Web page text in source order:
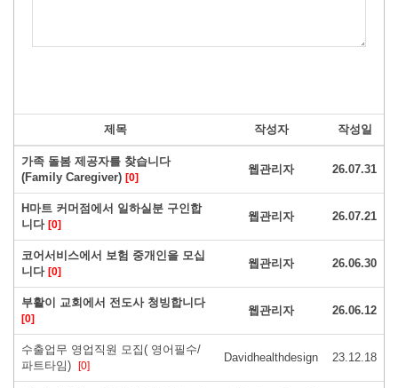
제목 작성자 작성일
가족 돌봄 제공자를 찾습니다
(Family Caregiver) [0]
웹관리자 26.07.31
H마트 커머점에서 일하실분 구인합
니다 [0]
웹관리자 26.07.21
코어서비스에서 보험 중개인을 모십
니다 [0]
웹관리자 26.06.30
부활이 교회에서 전도사 청빙합니다
[0]
웹관리자 26.06.12
수출업무 영업직원 모집( 영어필수/
파트타임) [0]
Davidhealthdesign 23.12.18